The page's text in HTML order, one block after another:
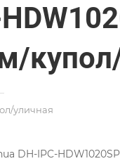
уличная
DH-IPC-